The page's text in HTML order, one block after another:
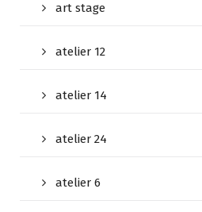
art stage
atelier 12
atelier 14
atelier 24
atelier 6